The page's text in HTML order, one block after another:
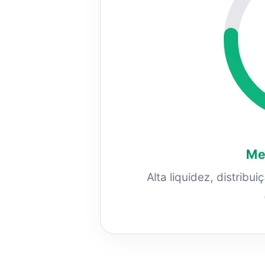
Alta liquidez,